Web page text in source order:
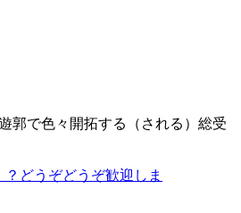
郭で色々開拓する（される）総受